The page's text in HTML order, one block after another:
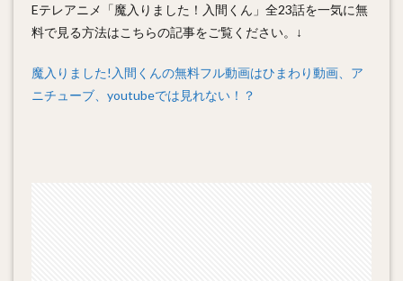
Eテレアニメ「魔入りました！入間くん」全23話を一気に無
料で見る方法はこちらの記事をご覧ください。↓
魔入りました!入間くんの無料フル動画はひまわり動画、ア
ニチューブ、youtubeでは見れない！？